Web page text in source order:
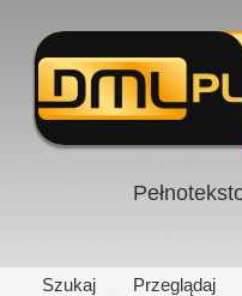
Szukaj Przeglądaj